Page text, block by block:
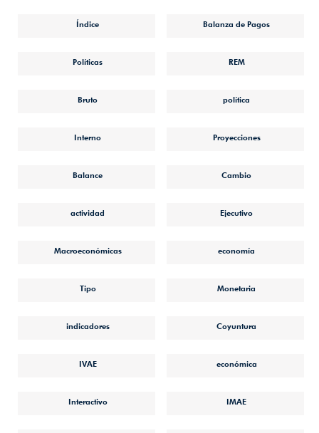
Índice Balanza de Pagos
Políticas REM
Bruto política
Interno Proyecciones
Balance Cambio
actividad Ejecutivo
Macroeconómicas economía
Tipo Monetaria
indicadores Coyuntura
IVAE económica
Interactivo IMAE